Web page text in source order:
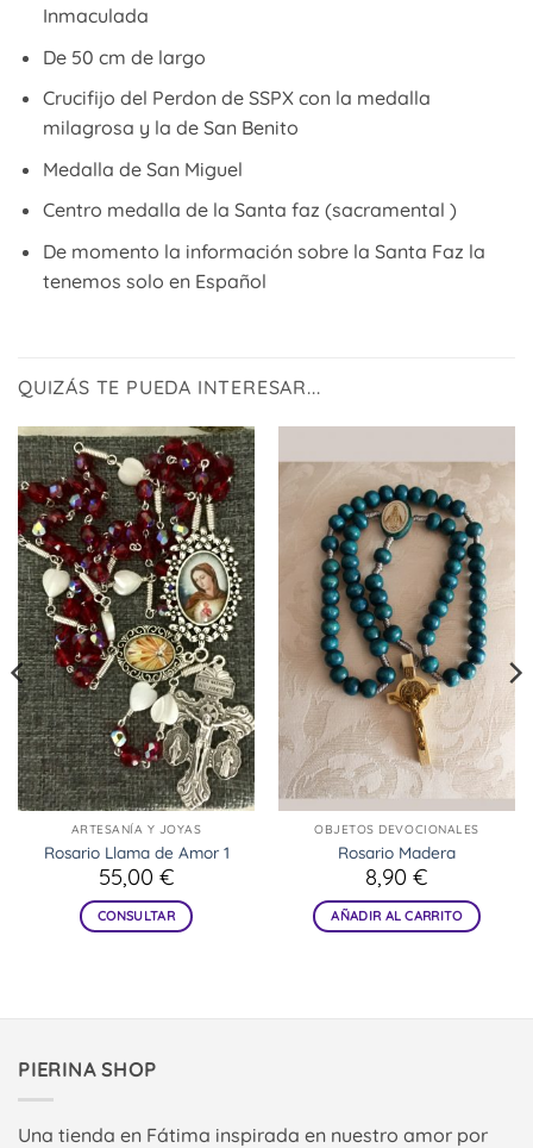
Inmaculada
De 50 cm de largo
Crucifijo del Perdon de SSPX con la medalla
milagrosa y la de San Benito
Medalla de San Miguel
Centro medalla de la Santa faz (sacramental )
De momento la información sobre la Santa Faz la
tenemos solo en Español
QUIZÁS TE PUEDA INTERESAR...
ARTESANÍA Y JOYAS
Rosario Llama de Amor 1
55,00 €
CONSULTAR
OBJETOS DEVOCIONALES
Rosario Madera
8,90 €
AÑADIR AL CARRITO
PIERINA SHOP
Una tienda en Fátima inspirada en nuestro amor por